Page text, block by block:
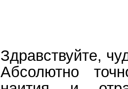
Здравствуйте,
Абсолютно